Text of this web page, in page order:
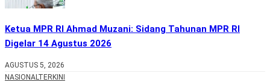
Ketua MPR RI Ahmad Muzani: Sidang Tahunan MPR RI
Digelar 14 Agustus 2026
AGUSTUS 5, 2026
NASIONALTERKINI